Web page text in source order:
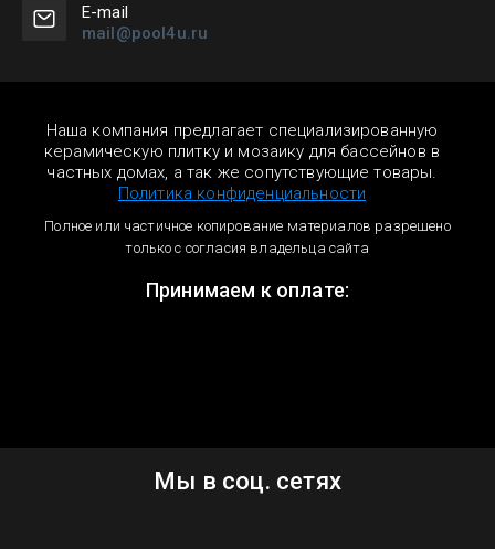
Е-mail
mail@pool4u.ru
Наша компания предлагает специализированную
керамическую плитку и мозаику для бассейнов в
частных домах, а так же сопутствующие товары.
Политика конфиденциальности
Полное или частичное копирование материалов разрешено
только с согласия владельца сайта
Принимаем к оплате:
Мы в соц. сетях